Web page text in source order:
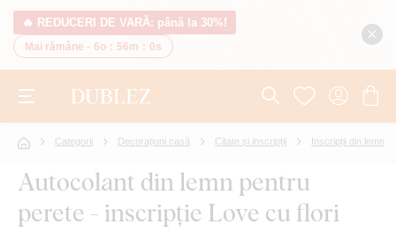
🔥 REDUCERI DE VARĂ: până la 30%!
Mai rămâne - 6o : 55m : 59s
Categorii Decorațiuni casă Citate și inscripții Inscripții din lemn
Autocolant din lemn pentru
perete - inscripție Love cu flori